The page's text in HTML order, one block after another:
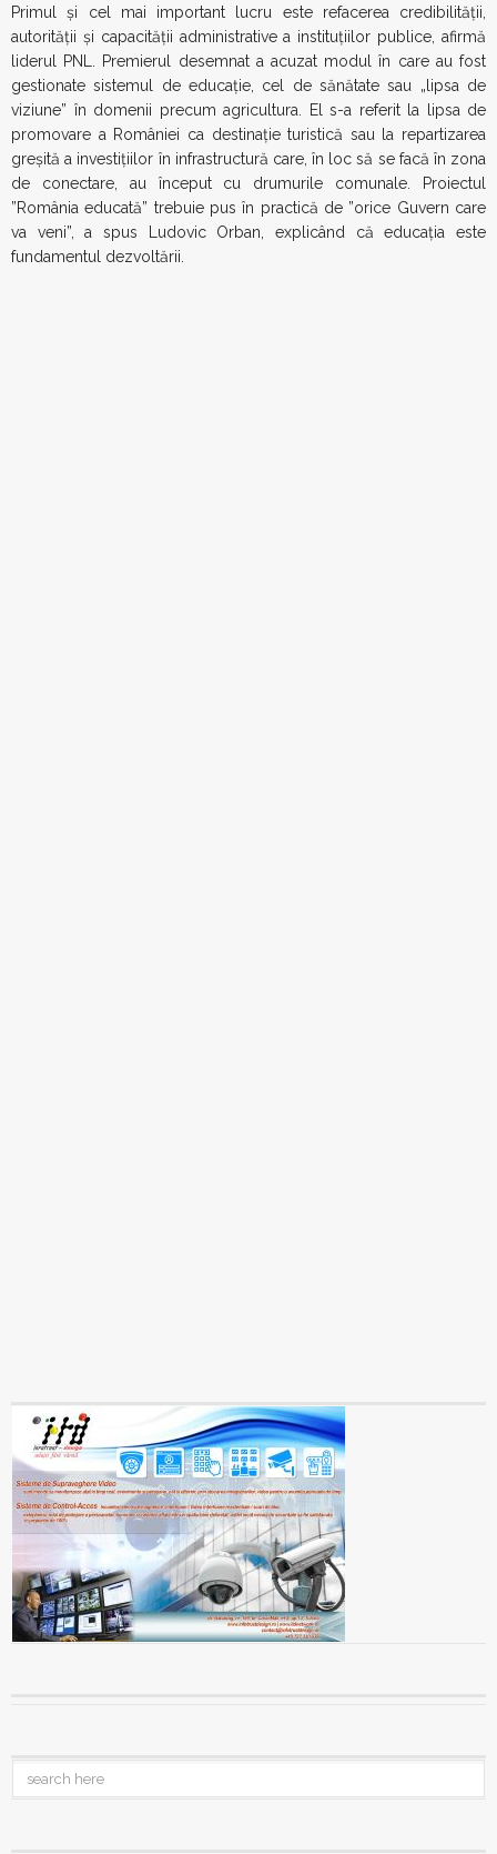
Primul şi cel mai important lucru este refacerea credibilităţii,
autorităţii şi capacităţii administrative a instituţiilor publice, afirmă
liderul PNL. Premierul desemnat a acuzat modul în care au fost
gestionate sistemul de educaţie, cel de sănătate sau „lipsa de
viziune” în domenii precum agricultura. El s-a referit la lipsa de
promovare a României ca destinaţie turistică sau la repartizarea
greșită a investiţiilor în infrastructură care, în loc să se facă în zona
de conectare, au început cu drumurile comunale. Proiectul
”România educată” trebuie pus în practică de ”orice Guvern care
va veni”, a spus Ludovic Orban, explicând că educația este
fundamentul dezvoltării.